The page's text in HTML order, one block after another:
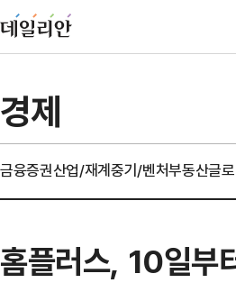
경제
금융증권산업/재계중기/벤처부동산글
홈플러스, 10일부